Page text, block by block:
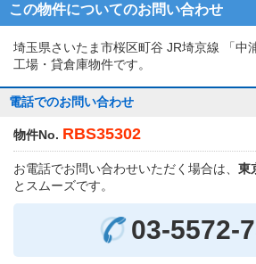
この物件についてのお問い合わせ
埼玉県さいたま市桜区町谷 JR埼京線 「中
工場・貸倉庫物件です。
電話でのお問い合わせ
物件No. RBS35302
お電話でお問い合わせいただく場合は、 東
とスムーズです。
03-5572-